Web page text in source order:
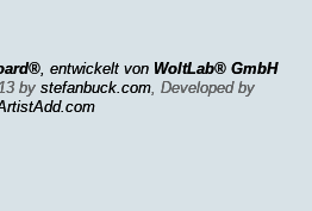
, entwickelt von WoltLab® GmbH
by stefanbuck.com, Developed by